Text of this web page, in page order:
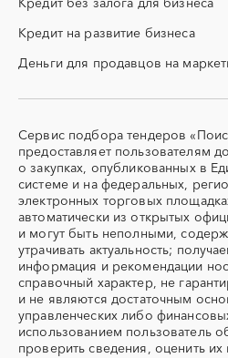
ПГС (песчано-гравийная
смесь)
ТЭН
(Теплоэлектронагреватель)
УКПГ
Аварийные работы
Авиационные работы
Автобус
Автогрейдер
Автоматизация
Автомобильные весы
Автотранспорт
Костромская область
Красноярский край
Магаданская область
Мурманская область
Нижегородская область
Новосибирская область
Оренбургская область
Пензенская область
Приморский край
Ростовская область
Самарская область
Сахалинская область
Кредит на развитие бизнеса
Деньги для продавцов на
Сервис подбора тендеров
предоставляет пользователям
о закупках, опубликованных в
системе и на федеральных,
электронных торговых
автоматически из открытых
и могут быть неполными,
утрачивать актуальность;
информация и рекомендации
справочный характер, не
и не являются достаточным
управленческих либо
использованием пользователь
проверить сведения, оценить